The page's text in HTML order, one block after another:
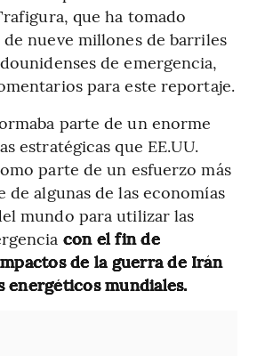
que ha tomado
nueve millones de barriles
de emergencia,
para este reportaje.
parte de un enorme
estratégicas que EE.UU.
parte de un esfuerzo más
algunas de las economías
mundo para utilizar las
con el fin de
de la guerra de Irán
energéticos mundiales.